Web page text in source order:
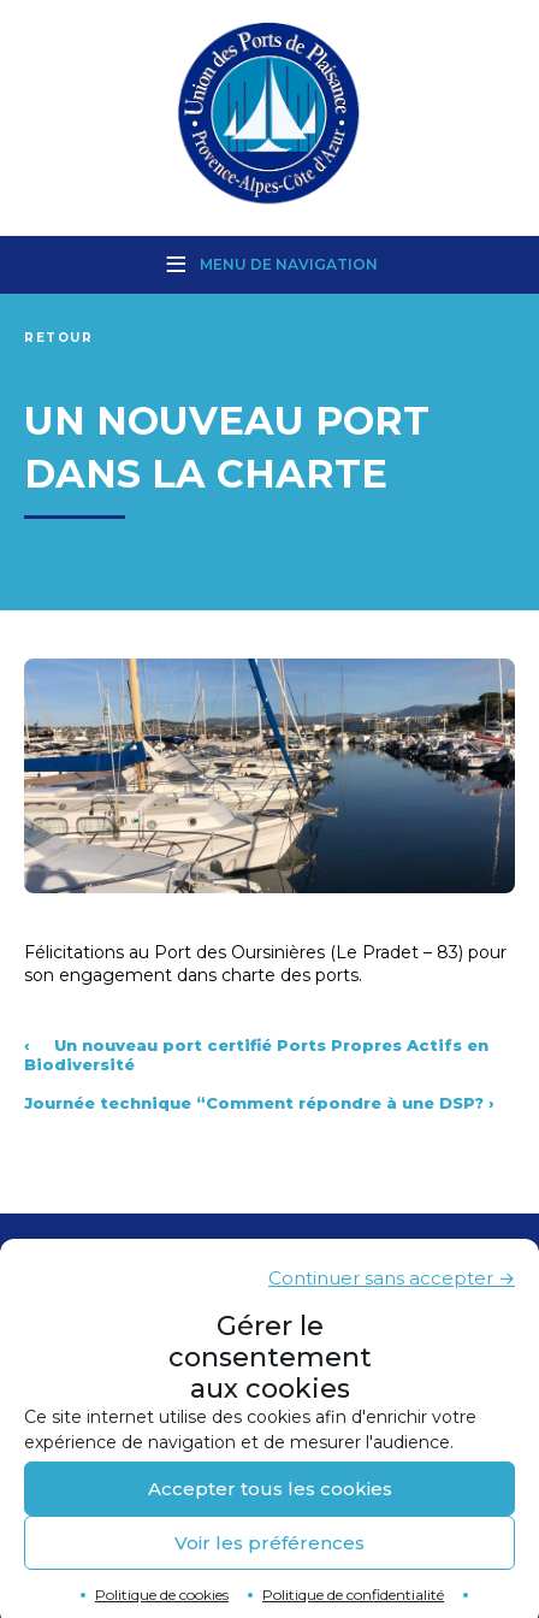
Gérer le
consentement
aux cookies
Ce site internet utilise des cookies afin d'enrichir votre
expérience de navigation et de mesurer l'audience.
Accepter tous les cookies
Continuer sans accepter →
Voir les préférences
Politique de cookies Politique de confidentialité
MENU DE NAVIGATION
RETOUR
UN NOUVEAU PORT
DANS LA CHARTE
Félicitations au Port des Oursinières (Le Pradet – 83) pour
son engagement dans charte des ports.
‹
Un nouveau port certifié Ports Propres Actifs en
Biodiversité
Journée technique “Comment répondre à une DSP? ›
Mentions légales
Politique de confidentialité
Politique de cookies (UE)
Conception et réalisation :Canopée
Retour en haut de page↑